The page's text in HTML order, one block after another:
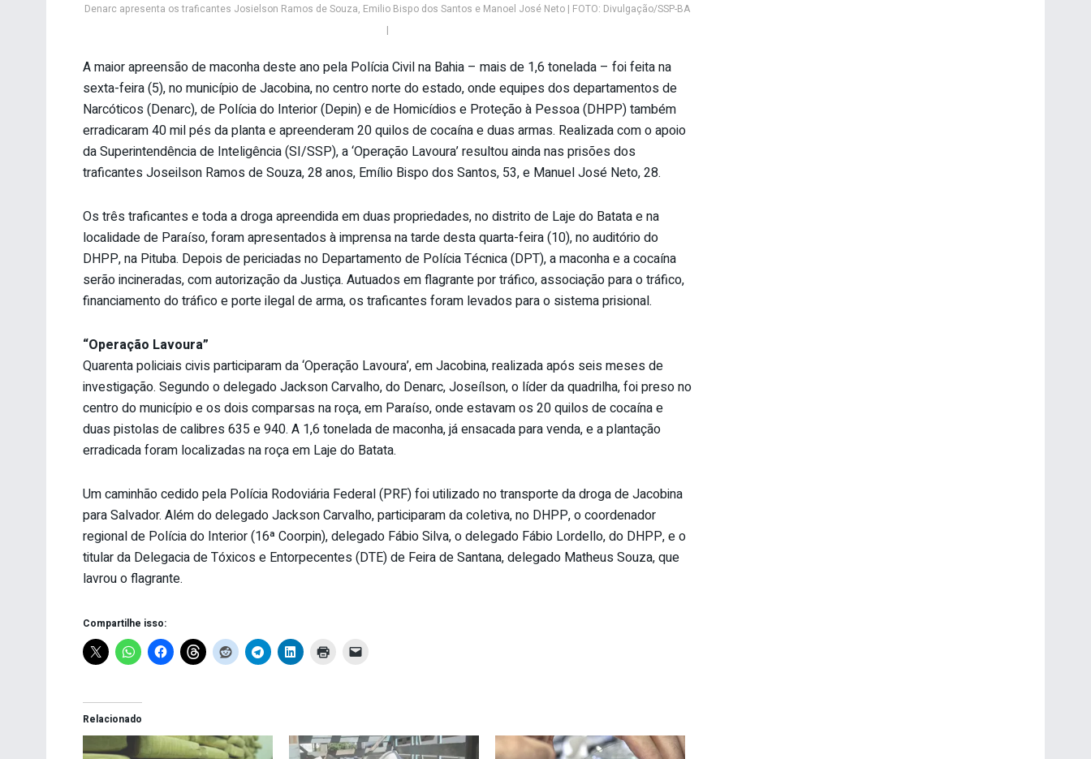
Denarc apresenta os traficantes Josielson Ramos de Souza, Emilio Bispo dos Santos e Manoel José Neto | FOTO: Divulgação/SSP-BA
|
A maior apreensão de maconha deste ano pela Polícia Civil na Bahia – mais de 1,6 tonelada – foi feita na
sexta-feira (5), no município de Jacobina, no centro norte do estado, onde equipes dos departamentos de
Narcóticos (Denarc), de Polícia do Interior (Depin) e de Homicídios e Proteção à Pessoa (DHPP) também
erradicaram 40 mil pés da planta e apreenderam 20 quilos de cocaína e duas armas. Realizada com o apoio
da Superintendência de Inteligência (SI/SSP), a ‘Operação Lavoura’ resultou ainda nas prisões dos
traficantes Joseilson Ramos de Souza, 28 anos, Emílio Bispo dos Santos, 53, e Manuel José Neto, 28.
Os três traficantes e toda a droga apreendida em duas propriedades, no distrito de Laje do Batata e na
localidade de Paraíso, foram apresentados à imprensa na tarde desta quarta-feira (10), no auditório do
DHPP, na Pituba. Depois de periciadas no Departamento de Polícia Técnica (DPT), a maconha e a cocaína
serão incineradas, com autorização da Justiça. Autuados em flagrante por tráfico, associação para o tráfico,
financiamento do tráfico e porte ilegal de arma, os traficantes foram levados para o sistema prisional.
“Operação Lavoura”
Quarenta policiais civis participaram da ‘Operação Lavoura’, em Jacobina, realizada após seis meses de
investigação. Segundo o delegado Jackson Carvalho, do Denarc, Joseílson, o líder da quadrilha, foi preso no
centro do município e os dois comparsas na roça, em Paraíso, onde estavam os 20 quilos de cocaína e
duas pistolas de calibres 635 e 940. A 1,6 tonelada de maconha, já ensacada para venda, e a plantação
erradicada foram localizadas na roça em Laje do Batata.
Um caminhão cedido pela Polícia Rodoviária Federal (PRF) foi utilizado no transporte da droga de Jacobina
para Salvador. Além do delegado Jackson Carvalho, participaram da coletiva, no DHPP, o coordenador
regional de Polícia do Interior (16ª Coorpin), delegado Fábio Silva, o delegado Fábio Lordello, do DHPP, e o
titular da Delegacia de Tóxicos e Entorpecentes (DTE) de Feira de Santana, delegado Matheus Souza, que
lavrou o flagrante.
Compartilhe isso:
Relacionado